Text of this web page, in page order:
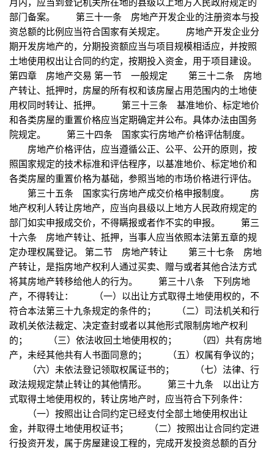
部门备案。 第三十一条 房地产开发企业的注册资本与投
资总额的比例应当符合国家有关规定。 房地产开发企业分
期开发房地产的，分期投资额应当与项目规模相适应，并按照
土地使用权出让合同的约定，按期投入资金，用于项目建设。
第四章 房地产交易 第一节 一般规定 第三十二条 房地
产转让、抵押时，房屋的所有权和该房屋占用范围内的土地使
用权同时转让、抵押。 第三十三条 基准地价、标定地价
和各类房屋的重置价格应当定期确定并公布。具体办法由国务
院规定。 第三十四条 国家实行房地产价格评估制度。
房地产价格评估，应当遵循公正、公平、公开的原则，按
照国家规定的技术标准和评估程序，以基准地价、标定地价和
各类房屋的重置价格为基础，参照当地的市场价格进行评估。
第三十五条 国家实行房地产成交价格申报制度。 房
地产权利人转让房地产，应当向县级以上地方人民政府规定的
部门如实申报成交价，不得瞒报或者作不实的申报。 第三
十六条 房地产转让、抵押，当事人应当依照本法第五章的规
定办理权属登记。 第二节 房地产转让 第三十七条 房地
产转让，是指房地产权利人通过买卖、赠与或者其他合法方式
将其房地产转移给他人的行为。 第三十八条 下列房地
产，不得转让： （一）以出让方式取得土地使用权的，不
符合本法第三十九条规定的条件的； （二）司法机关和行
政机关依法裁定、决定查封或者以其他形式限制房地产权利
的； （三）依法收回土地使用权的； （四）共有房地
产，未经其他共有人书面同意的； （五）权属有争议的；
（六）未依法登记领取权属证书的； （七）法律、行
政法规规定禁止转让的其他情形。 第三十九条 以出让方
式取得土地使用权的，转让房地产时，应当符合下列条件：
（一）按照出让合同约定已经支付全部土地使用权出让
金，并取得土地使用权证书； （二）按照出让合同约定进
行投资开发，属于房屋建设工程的，完成开发投资总额的百分